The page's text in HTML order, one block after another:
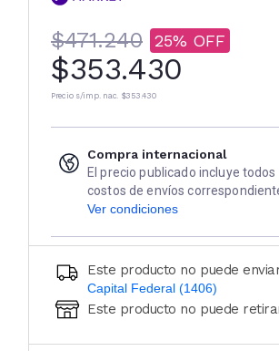
$471.240 25
$353.430
Precio s/imp. nac. $353.430
Compra internacional
El precio publicado incluye
costos de envíos
Ver condiciones
Este producto no puede
Capital Federal (1406)
Ingresá código postal (sólo
Este producto no puede